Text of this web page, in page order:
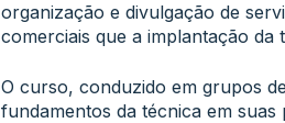
organização e divulgação de
comerciais que a implantação da
O curso, conduzido em grupos
fundamentos da técnica em